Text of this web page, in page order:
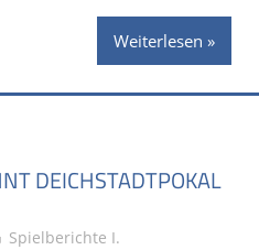
Weiterlesen
DEICHSTADTPOKAL
Stephan P.
Spielberichte I.